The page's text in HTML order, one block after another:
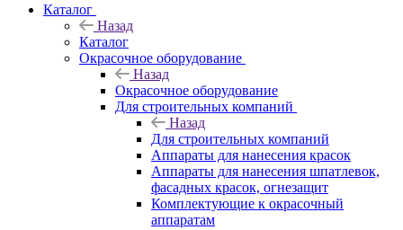
Каталог
Назад
Каталог
Окрасочное оборудование
Назад
Окрасочное оборудование
Для строительных компаний
Назад
Для строительных компаний
Аппараты для нанесения красок
Аппараты для нанесения шпатлевок,
фасадных красок, огнезащит
Комплектующие к окрасочный
аппаратам